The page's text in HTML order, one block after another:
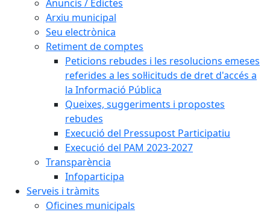
Anuncis / Edictes
Arxiu municipal
Seu electrònica
Retiment de comptes
Peticions rebudes i les resolucions emeses
referides a les sol·licituds de dret d'accés a
la Informació Pública
Queixes, suggeriments i propostes
rebudes
Execució del Pressupost Participatiu
Execució del PAM 2023-2027
Transparència
Infoparticipa
Serveis i tràmits
Oficines municipals